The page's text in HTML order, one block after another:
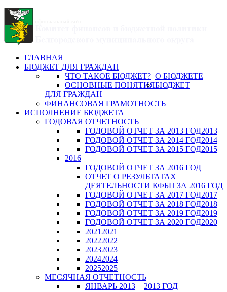
ГЛАВНАЯ
БЮДЖЕТ ДЛЯ ГРАЖДАН
О БЮДЖЕТЕ
ЧТО ТАКОЕ БЮДЖЕТ?
ОСНОВНЫЕ ПОНЯТИЯБЮДЖЕТ
ДЛЯ ГРАЖДАН
ФИНАНСОВАЯ ГРАМОТНОСТЬ
ИСПОЛНЕНИЕ БЮДЖЕТА
ГОДОВАЯ ОТЧЕТНОСТЬ
2013
ГОДОВОЙ ОТЧЕТ ЗА 2013 ГОД
2014
ГОДОВОЙ ОТЧЕТ ЗА 2014 ГОД
2015
ГОДОВОЙ ОТЧЕТ ЗА 2015 ГОД
2016
ГОДОВОЙ ОТЧЕТ ЗА 2016 ГОД
ОТЧЕТ О РЕЗУЛЬТАТАХ
ДЕЯТЕЛЬНОСТИ КФБП ЗА 2016 ГОД
2017
ГОДОВОЙ ОТЧЕТ ЗА 2017 ГОД
2018
ГОДОВОЙ ОТЧЕТ ЗА 2018 ГОД
2019
ГОДОВОЙ ОТЧЕТ ЗА 2019 ГОД
2020
ГОДОВОЙ ОТЧЕТ ЗА 2020 ГОД
2021
2021
2022
2022
2023
2023
2024
2024
2025
2025
МЕСЯЧНАЯ ОТЧЕТНОСТЬ
2013 ГОД
ЯНВАРЬ 2013